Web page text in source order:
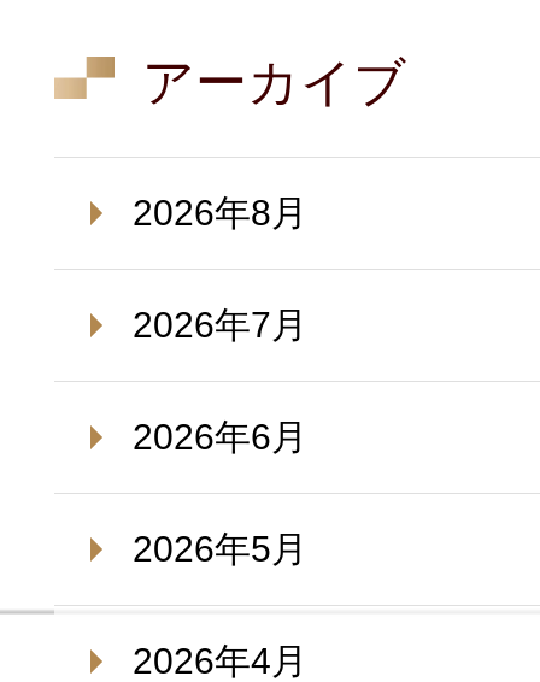
アーカイブ
2026年8月
2026年7月
2026年6月
2026年5月
2026年4月